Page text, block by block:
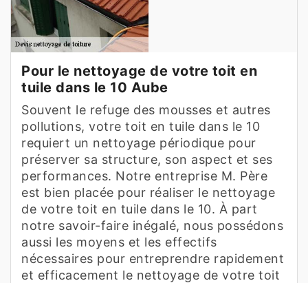
Pour le nettoyage de votre toit en
tuile dans le 10 Aube
Souvent le refuge des mousses et autres
pollutions, votre toit en tuile dans le 10
requiert un nettoyage périodique pour
préserver sa structure, son aspect et ses
performances. Notre entreprise M. Père
est bien placée pour réaliser le nettoyage
de votre toit en tuile dans le 10. À part
notre savoir-faire inégalé, nous possédons
aussi les moyens et les effectifs
nécessaires pour entreprendre rapidement
et efficacement le nettoyage de votre toit